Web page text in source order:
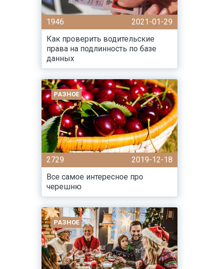
1946
2021-01-29
Как проверить водительские
права на подлинность по базе
данных
РАЗНОЕ
2729
2019-12-18
Все самое интересное про
черешню
РАЗНОЕ